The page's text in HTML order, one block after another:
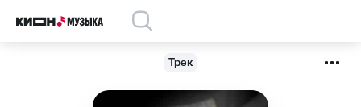
Трек